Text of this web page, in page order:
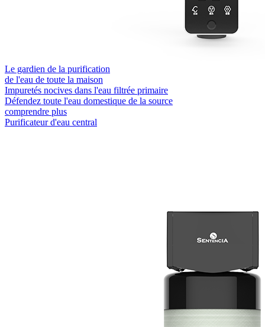
Le gardien de la purification
de l'eau de toute la maison
Impuretés nocives dans l'eau filtrée primaire
Défendez toute l'eau domestique de la source
comprendre plus
Purificateur d'eau central